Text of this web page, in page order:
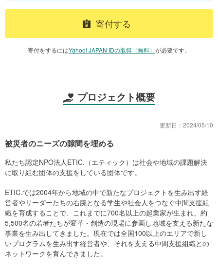
寄付する
寄付をするにはYahoo! JAPAN IDの取得（無料） が必要です。
プロジェクト概要
更新日： 2024/05/10
被災者のニーズの隙間を埋める
私たち認定NPO法人ETIC.（エティック）は社会や地域の課題解決
に取り組む団体の支援をしている団体です。
ETIC.では2004年から地域の中で新たなプロジェクトを生み出す経
営者やリーダーたちの右腕となる学生や社会人をつなぐ中間支援組
織を育成することで、これまでに700名以上の起業家が生まれ、約
5,500名の若者たちが変革・創造の現場に参画し地域を支える新たな
事業を生み出してきました。現在では全国100以上のエリアで新し
いプログラムを生み出す経営者や、それを支える中間支援組織との
ネットワークを育んできました。